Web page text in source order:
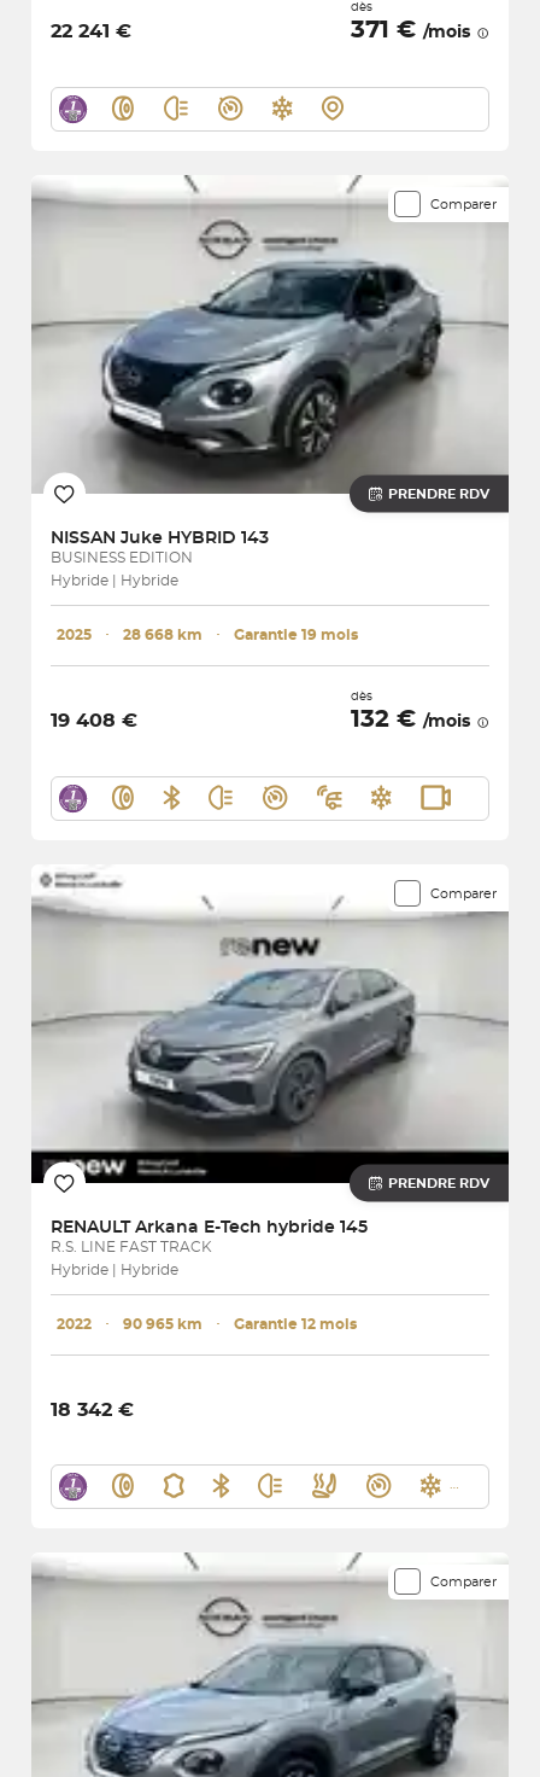
22 241 €
dès
371 € /mois
Comparer
PRENDRE RDV
NISSAN Juke HYBRID 143
BUSINESS EDITION
Hybride | Hybride
2025 ･ 28 668 km ･ Garantie 19 mois
19 408 €
dès
132 € /mois
Comparer
PRENDRE RDV
RENAULT Arkana E-Tech hybride 145
R.S. LINE FAST TRACK
Hybride | Hybride
2022 ･ 90 965 km ･ Garantie 12 mois
18 342 €
Comparer